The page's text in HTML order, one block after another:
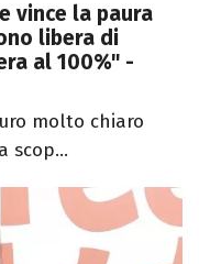
vince la paura
libera di
al 100%" -
molto chiaro
scop...